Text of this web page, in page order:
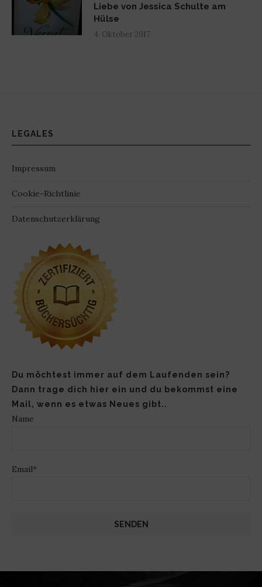
Liebe von Jessica Schulte am
Hülse
4. Oktober 2017
LEGALES
Impressum
Cookie-Richtlinie
Datenschutzerklärung
Du möchtest immer auf dem Laufenden sein?
Dann trage dich hier ein und du bekommst eine
Mail, wenn es etwas Neues gibt..
Name
Email*